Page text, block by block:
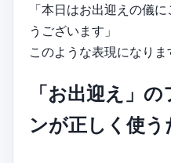
「本日はお出迎えの儀
うございます」
このような表現になりま
「お出迎え」
ンが正しく使う